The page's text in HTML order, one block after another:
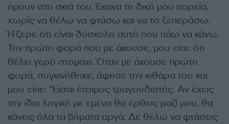
ήμουν στη σκιά του. Έκανα τη δική μου πορεία,
χωρίς να θέλω να φτάσω και να το ξεπεράσω.
Ήξερε ότι είναι δύσκολο αυτό που πάω να κάνω.
Την πρώτη φορά που με άκουσε, μου είπε ότι
θέλει γερό στομάχι. Όταν με άκουσε πρώτη
φορά, συγκινήθηκε, άφησε την κιθάρα του και
μου είπε: “Είσαι έτοιμος τραγουδιστής. Αν έχεις
την ίδια λογική με εμένα θα έρθεις μαζί μου, θα
κάνεις όλα τα βήματα αργά. Δε θέλω να φτάσεις